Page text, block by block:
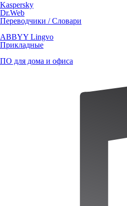
Kaspersky
Dr.Web
Переводчики / Словари
ABBYY Lingvo
Прикладные
ПО для дома и офиса